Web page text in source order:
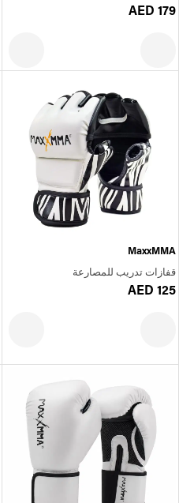
AED 179
MaxxMMA
قفازات تدريب للمصارعة
AED 125